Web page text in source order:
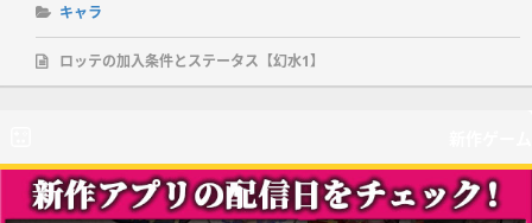
キャラ
ロッテの加入条件とステータス【幻水1】